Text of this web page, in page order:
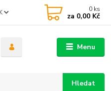
Menu
Hledat
0 ks
za 0,00 Kč